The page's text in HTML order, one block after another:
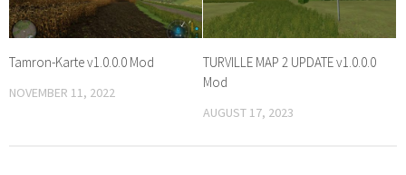
Tamron-Karte v1.0.0.0 Mod
NOVEMBER 11, 2022
TURVILLE MAP 2 UPDATE v1.0.0.0
Mod
AUGUST 17, 2023